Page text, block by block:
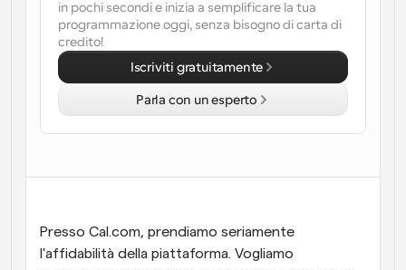
Programmazione potenziata con chiamate
Flussi di lavoro
Automatizzare la pianificazione e i promemoria
Rimani aggiornato con le ultime notizie e aggiornamenti
Incontrare i clienti in pochi minuti
Link di Gruppo Dinamico
Prenota senza sforzo riunioni con più persone
Presso Cal.com, prendiamo seriamente
l'affidabilità della piattaforma. Vogliamo
in pochi secondi e inizia a semplificare la tua
programmazione oggi, senza bisogno di carta di
credito!
Iscriviti gratuitamente
Parla con un esperto